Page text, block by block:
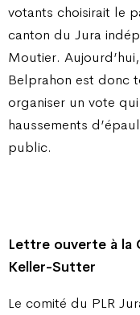
votants choisirait le
canton du Jura
Moutier.
Belprahon est donc
organiser un vote
haussements
public.
Lettre ouverte à la
Keller-Sutter
Le comité du PLR